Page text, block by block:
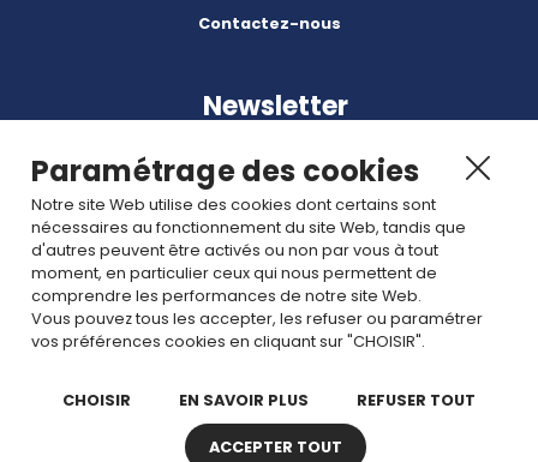
Contactez-nous
Newsletter
Abonnez-vous à nos dernières nouvelles et articles.
Rejoignez nous
Paramétrage des cookies
Notre site Web utilise des cookies dont certains sont
nécessaires au fonctionnement du site Web, tandis que
d'autres peuvent être activés ou non par vous à tout
moment, en particulier ceux qui nous permettent de
comprendre les performances de notre site Web.
Vous pouvez tous les accepter, les refuser ou paramétrer
vos préférences cookies en cliquant sur "CHOISIR".
CHOISIR EN SAVOIR PLUS REFUSER TOUT
ACCEPTER TOUT